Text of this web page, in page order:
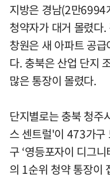
지방은 경남(2만
청약자가 대거 몰렸다
창원은 새 아파트 공
다. 충북은 산업 단지
많은 통장이 몰렸다.
단지별로는 충북 청주
스 센트럴'이 473가
구 ‘영등포자이 디그
의 1순위 청약 통장이